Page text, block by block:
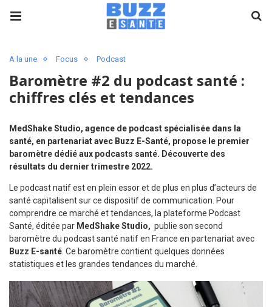
A la une Focus Podcast
Baromètre #2 du podcast santé :
chiffres clés et tendances
MedShake Studio, agence de podcast spécialisée dans la
santé, en partenariat avec Buzz E-Santé, propose le premier
baromètre dédié aux podcasts santé. Découverte des
résultats du dernier trimestre 2022.
Le podcast natif est en plein essor et de plus en plus d’acteurs de
santé capitalisent sur ce dispositif de communication. Pour
comprendre ce marché et tendances, la plateforme Podcast
Santé, éditée par MedShake Studio, publie son second
baromètre du podcast santé natif en France en partenariat avec
Buzz E-santé . Ce baromètre contient quelques données
statistiques et les grandes tendances du marché.